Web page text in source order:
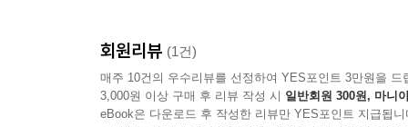
회원리뷰 (1건)
매주 10건의 우수리뷰를 선정하여 YES포인트 3만원을 드
3,000원 이상 구매 후 리뷰 작성 시 일반회원 300원, 마니
eBook은 다운로드 후 작성한 리뷰만 YES포인트 지급됩니